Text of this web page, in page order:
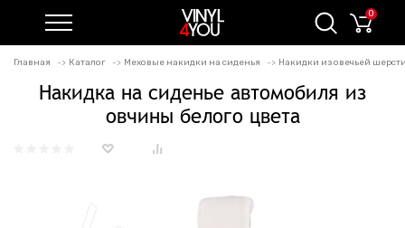
0
Главная Каталог Меховые накидки на сиденья Накидки из овечьей
Накидка на сиденье автомобиля из
овчины белого цвета